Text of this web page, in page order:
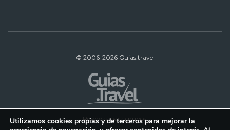
© 2006-2026 Guias.travel
Reservas para grupos:
Utilizamos cookies propias y de terceros para mejorar la